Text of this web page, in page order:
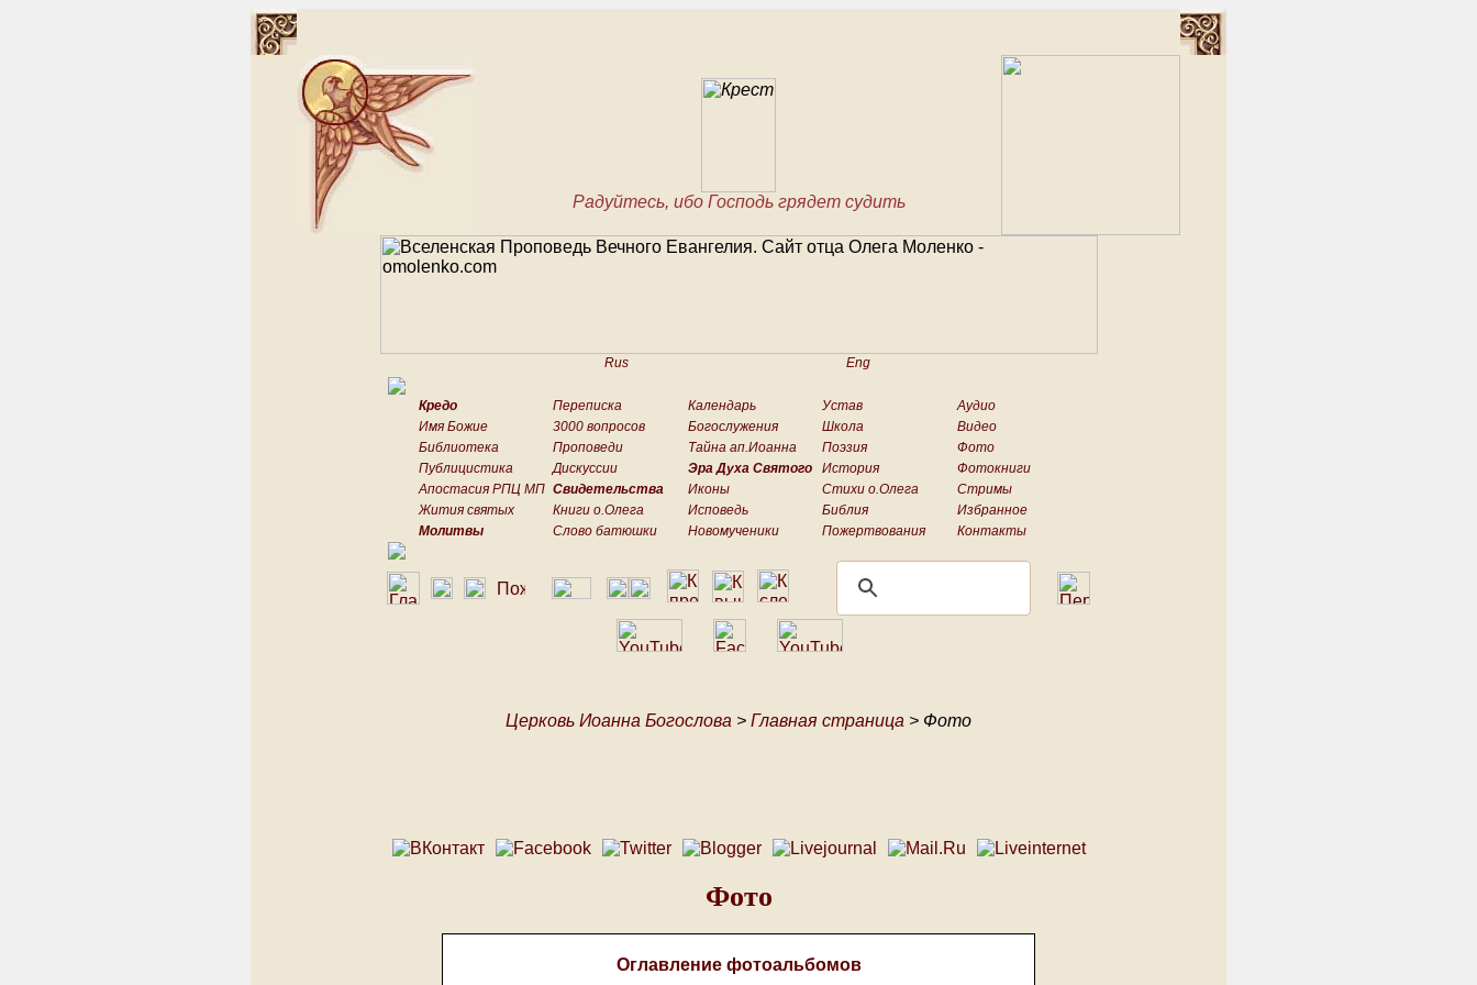
Радуйтесь, ибо Господь грядет судить
Rus Eng
Кредо Переписка Календарь Устав
Аудио
Имя Божие
3000 вопросов Богослужения Школа
Видео
Библиотека
Проповеди Тайна ап.Иоанна Поэзия
Фото
Публицистика
Дискуссии Эра Духа Святого История
Фотокниги
Апостасия РПЦ МП Свидетельства Иконы Стихи о.Олега
Стримы
Жития святых
Книги о.Олега Исповедь Библия
Избранное
Молитвы
Слово батюшки Новомученики Пожертвования Контакты
Церковь Иоанна Богослова > Главная страница > Фото
Фото
Оглавление фотоальбомов